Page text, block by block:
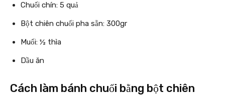
Chuối chín: 5 quả
Bột chiên chuối pha sẵn: 300gr
Muối: ½ thìa
Dầu ăn
Cách làm bánh chuối bằng bột chiên